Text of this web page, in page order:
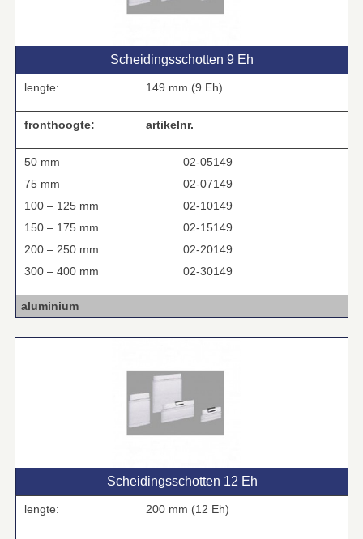
Scheidingsschotten 9 Eh
lengte: 149 mm (9 Eh)
fronthoogte: artikelnr.
50 mm
02-05149
75 mm
02-07149
100 – 125 mm
02-10149
150 – 175 mm
02-15149
200 – 250 mm
02-20149
300 – 400 mm
02-30149
aluminium
Scheidingsschotten 12 Eh
lengte: 200 mm (12 Eh)